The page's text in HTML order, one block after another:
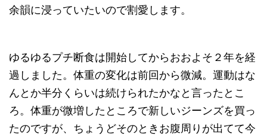
余韻に浸っていたいので割愛します。
ゆるゆるプチ断食は開始してからおおよそ２年を経
過しました。体重の変化は前回から微減。運動はな
んとか半分くらいは続けられたかなと言ったとこ
ろ。体重が微増したところで新しいジーンズを買っ
たのですが、ちょうどそのときお腹周りが出てて今